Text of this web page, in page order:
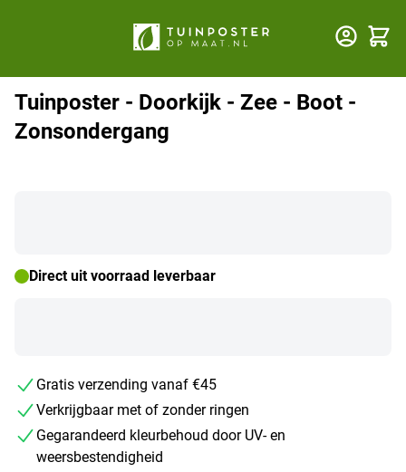
Tuinposter - Doorkijk - Zee - Boot -
Zonsondergang
Direct uit voorraad leverbaar
Gratis verzending vanaf €45
Verkrijgbaar met of zonder ringen
Gegarandeerd kleurbehoud door UV- en
weersbestendigheid